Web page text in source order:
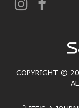
COPYRIGHT ©